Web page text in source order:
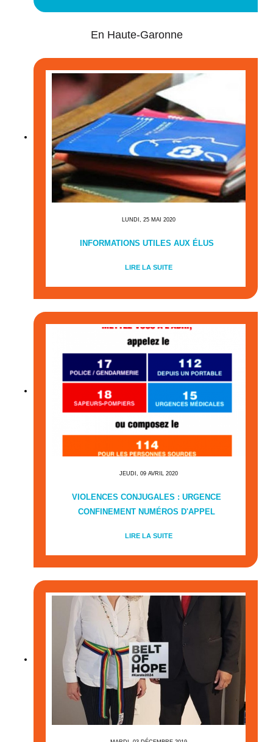
En Haute-Garonne
LUNDI, 25 MAI 2020
INFORMATIONS UTILES AUX ÉLUS
LIRE LA SUITE
JEUDI, 09 AVRIL 2020
VIOLENCES CONJUGALES : URGENCE
CONFINEMENT NUMÉROS D'APPEL
LIRE LA SUITE